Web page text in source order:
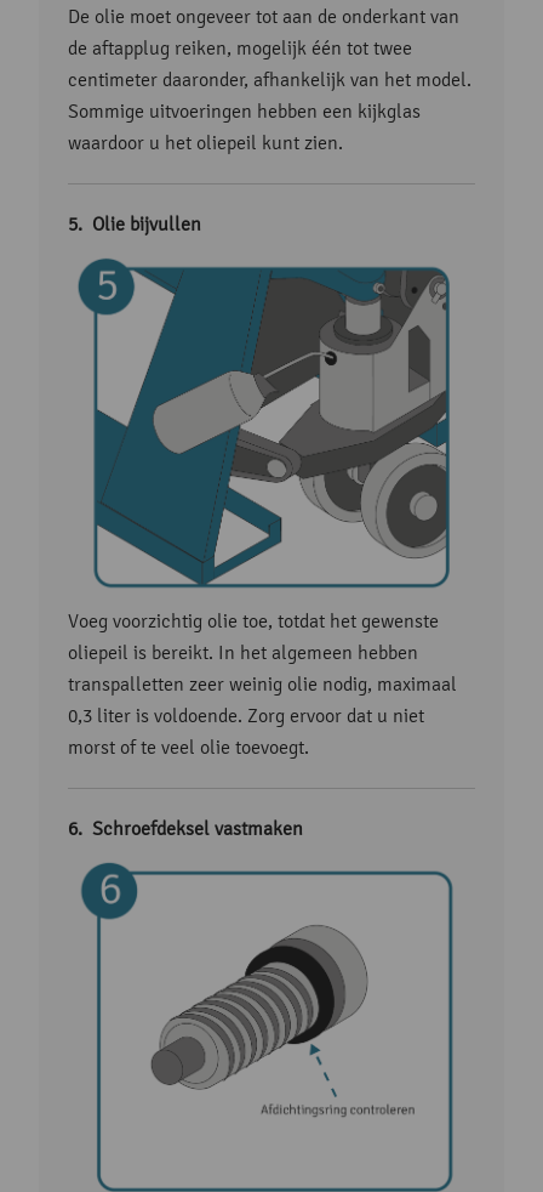
De olie moet ongeveer tot aan de onderkant van
de aftapplug reiken, mogelijk één tot twee
centimeter daaronder, afhankelijk van het model.
Sommige uitvoeringen hebben een kijkglas
waardoor u het oliepeil kunt zien.
Olie bijvullen
Voeg voorzichtig olie toe, totdat het gewenste
oliepeil is bereikt. In het algemeen hebben
transpalletten zeer weinig olie nodig, maximaal
0,3 liter is voldoende. Zorg ervoor dat u niet
morst of te veel olie toevoegt.
Schroefdeksel vastmaken